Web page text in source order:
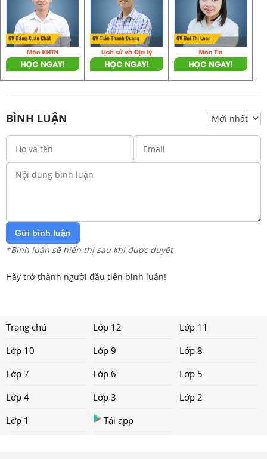
BÌNH LUẬN
Gửi bình luận
*Bình luận sẽ hiển thị sau khi được duyệt
Hãy trở thành người đầu tiên bình luận!
Trang chủ Lớp 12
Lớp 11
Lớp 10
Lớp 9
Lớp 8
Lớp 7
Lớp 6
Lớp 5
Lớp 4
Lớp 3
Lớp 2
Lớp 1
Tải app